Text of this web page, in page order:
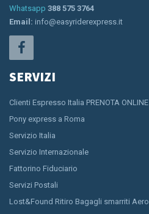
Whatsapp 388 575 3764
Email: info@easyriderexpress.it
SERVIZI
Clienti Espresso Italia PRENOTA ONLINE
Pony express a Roma
Servizio Italia
Servizio Internazionale
Fattorino Fiduciario
Servizi Postali
Lost&Found Ritiro Bagagli smarriti